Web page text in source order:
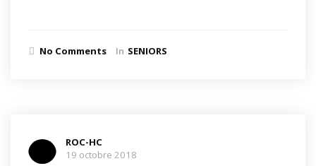
No Comments In SENIORS
ROC-HC
19 octobre 2018